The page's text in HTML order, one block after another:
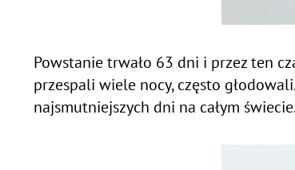
Powstanie trwało 63 dni i przez ten
przespali wiele nocy, często
najsmutniejszych dni na całym